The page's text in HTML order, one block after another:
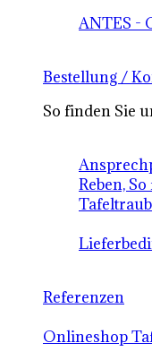
ANTES -
Bestellung /
So finden Sie
Reben,
Referenzen
Onlineshop